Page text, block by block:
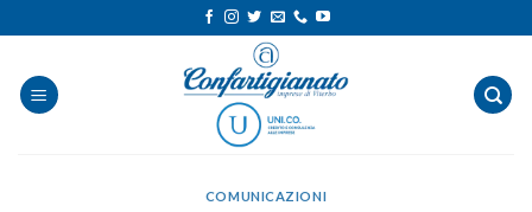
ai
contenuti
COMUNICAZIONI